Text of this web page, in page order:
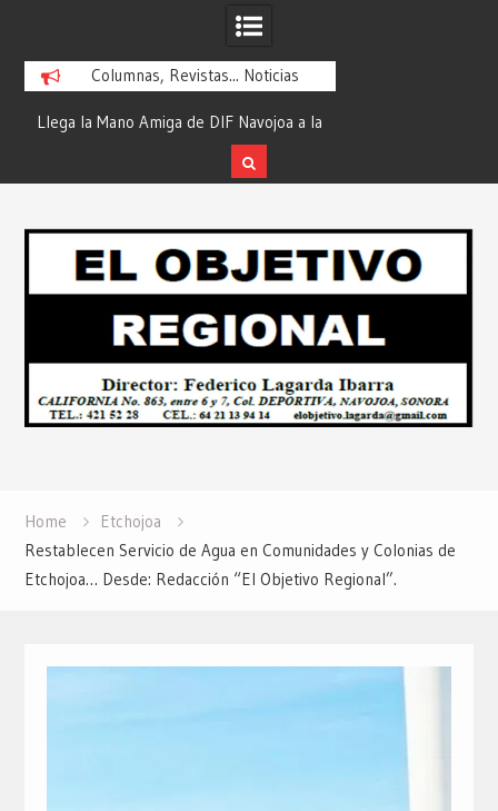
Columnas, Revistas... Noticias
Llega la Mano Amiga de DIF Navojoa a la
Ampliación Beltrones con la Feria de
Servicios… Desde: Redacción “El
Redacción “El
Home
Etchojoa
Restablecen Servicio de Agua en Comunidades y Colonias de
Etchojoa… Desde: Redacción “El Objetivo Regional”.